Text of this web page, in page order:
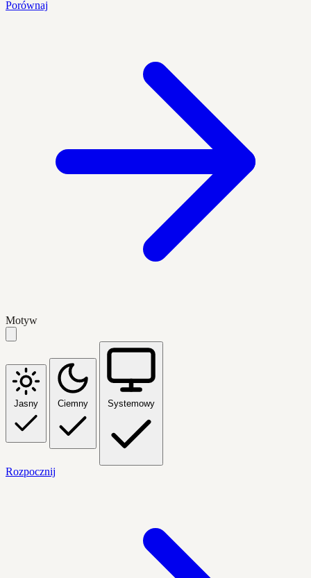
Porównaj
Motyw
Jasny Ciemny Systemowy
Rozpocznij